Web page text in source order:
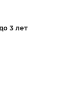
3 лет